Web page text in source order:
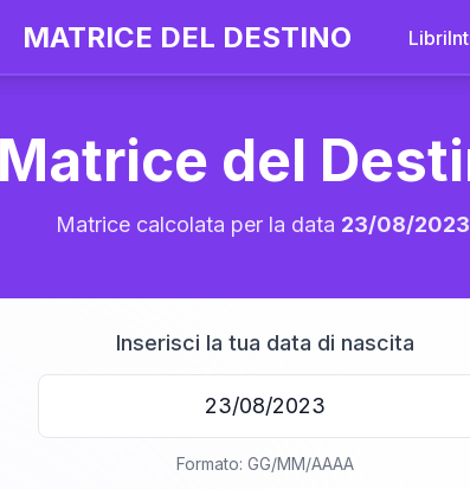
MATRICE DEL DESTINO Libri
Matrice del
Matrice calcolata per la data 23/08/2023
Inserisci la tua data di nascita
Formato: GG/MM/AAAA
20